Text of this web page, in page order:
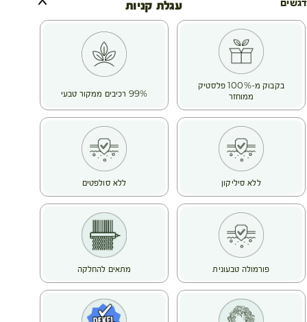
עגלת קניות
הידועה עוד מימי קדם,
הוא מנטרל את האבנית המצויה במים שמקהה את סיב השערה בכל
שטיפה. כך הוא מחייה את הברק של שיער צבוע ועמום.
התוצאה : שיער רך ומבריק.
מרקם: מימי קל
בקבוק מ-100% פלסטיק
ממוחזר
99% רכיבים ממקור טבעי
ללא סיליקון ללא סולפטים
פורמולה טבעונית מתאים להחלקה